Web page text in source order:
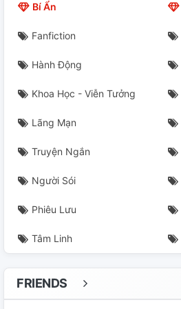
Bí Ẩn
Fanfiction
Hành Động
Khoa Học - Viễn Tưởng
Lãng Mạn
Truyện Ngắn
Người Sói
Phiêu Lưu
Tâm Linh
FRIENDS